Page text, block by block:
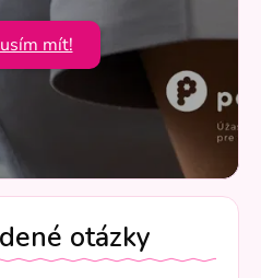
mít!
otázky